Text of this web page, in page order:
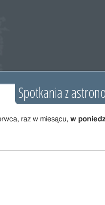
Spotkania z
raz w miesącu, w